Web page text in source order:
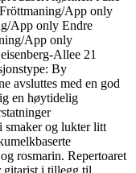
App only
App only Endre
App only
Allee 21
By
avsluttes med en god
en høytidelig
smaker og lukter litt
rosmarin. Repertoaret
gitarist i tillegg til